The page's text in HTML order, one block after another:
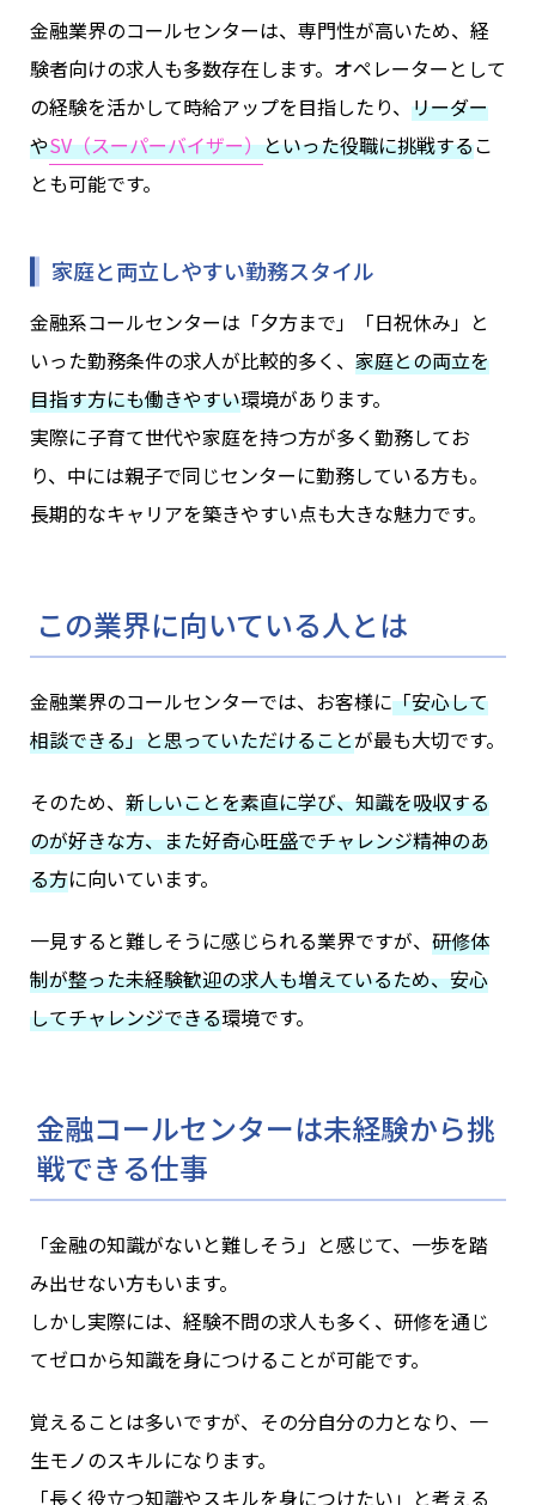
金融業界のコールセンターは、専門性が高いため、経
験者向けの求人も多数存在します。オペレーターとして
の経験を活かして時給アップを目指したり、 リーダー
やSV（スーパーバイザー）といった役職に挑戦するこ
とも可能です。
家庭と両立しやすい勤務スタイル
金融系コールセンターは「夕方まで」「日祝休み」と
いった勤務条件の求人が比較的多く、 家庭との両立を
目指す方にも働きやすい環境があります。
実際に子育て世代や家庭を持つ方が多く勤務してお
り、中には親子で同じセンターに勤務している方も。
長期的なキャリアを築きやすい点も大きな魅力です。
この業界に向いている人とは
金融業界のコールセンターでは、お客様に「安心して
相談できる」と思っていただけることが最も大切です。
そのため、 新しいことを素直に学び、知識を吸収する
のが好きな方、また好奇心旺盛でチャレンジ精神のあ
る方に向いています。
一見すると難しそうに感じられる業界ですが、 研修体
制が整った未経験歓迎の求人も増えているため、安心
してチャレンジできる環境です。
金融コールセンターは未経験から挑
戦できる仕事
「金融の知識がないと難しそう」と感じて、一歩を踏
み出せない方もいます。
しかし実際には、経験不問の求人も多く、研修を通じ
てゼロから知識を身につけることが可能です。
覚えることは多いですが、その分自分の力となり、一
生モノのスキルになります。
「長く役立つ知識やスキルを身につけたい」と考える